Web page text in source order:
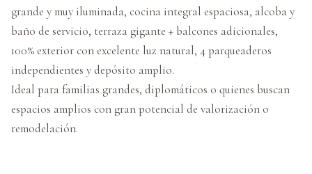
grande y muy iluminada, cocina integral espaciosa, alcoba y
baño de servicio, terraza gigante + balcones adicionales,
100% exterior con excelente luz natural, 4 parqueaderos
independientes y depósito amplio.
Ideal para familias grandes, diplomáticos o quienes buscan
espacios amplios con gran potencial de valorización o
remodelación.